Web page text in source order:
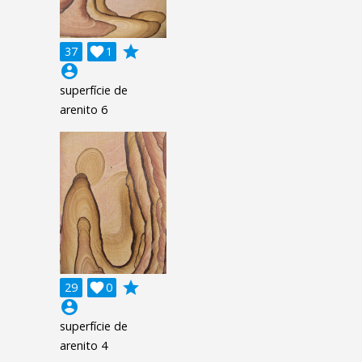
37 1

grade
account_circle
superfície de
arenito 6
29 0

grade
account_circle
superfície de
arenito 4